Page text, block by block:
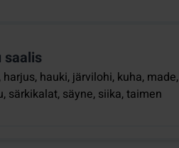
saalis
harjus, hauki, järvilohi, kuha, made,
särkikalat, säyne, siika, taimen